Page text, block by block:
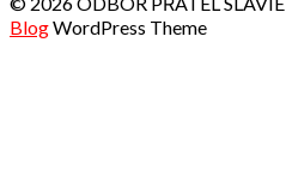
BlogWordPress Theme